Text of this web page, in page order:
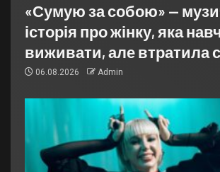
«Сумую за собою» —
історія про жінку, яка
виживати, але втратила
06.08.2026 Admin